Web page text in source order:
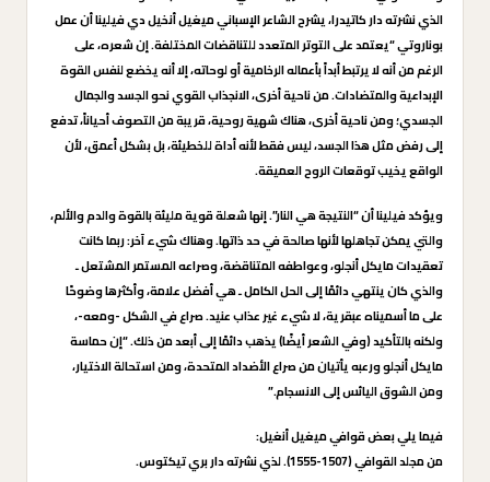
الذي نشرته دار كاتيدرا، يشرح الشاعر الإسباني ميغيل أنخيل دي فيلينا أن عمل
بوناروتي “يعتمد على التوتر المتعدد للتناقضات المختلفة. إن شعره، على
الرغم من أنه لا يرتبط أبداً بأعماله الرخامية أو لوحاته، إلا أنه يخضع لنفس القوة
الإبداعية والمتضادات. من ناحية أخرى، الانجذاب القوي نحو الجسد والجمال
الجسدي؛ ومن ناحية أخرى، هناك شهية روحية، قريبة من التصوف أحياناً، تدفع
إلى رفض مثل هذا الجسد، ليس فقط لأنه أداة للخطيئة، بل بشكل أعمق، لأن
الواقع يخيب توقعات الروح العميقة.
ويؤكد فيلينا أن “النتيجة هي النار”. إنها شعلة قوية مليئة بالقوة والدم والألم،
والتي يمكن تجاهلها لأنها صالحة في حد ذاتها. وهناك شيء آخر: ربما كانت
تعقيدات مايكل أنجلو، وعواطفه المتناقضة، وصراعه المستمر المشتعل ـ
والذي كان ينتهي دائمًا إلى الحل الكامل ـ هي أفضل علامة، وأكثرها وضوحًا
على ما أسميناه عبقرية، لا شيء غير عذاب عنيد. صراع في الشكل -ومعه-،
ولكنه بالتأكيد (وفي الشعر أيضًا) يذهب دائمًا إلى أبعد من ذلك. “إن حماسة
مايكل أنجلو ورعبه يأتيان من صراع الأضداد المتحدة، ومن استحالة الاختيار،
ومن الشوق اليائس إلى الانسجام.”
فيما يلي بعض قوافي ميغيل أنغيل:
من مجلد القوافي (1507-1555). لذي نشرته دار بري تيكتوس.